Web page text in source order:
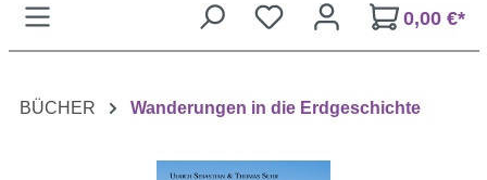
0,00 €*
BÜCHER Wanderungen in die Erdgeschichte